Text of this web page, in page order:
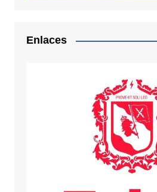
Enlaces